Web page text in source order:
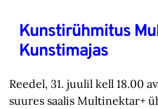
Kunstirühmitus
Kunstimajas
Reedel, 31. juulil kell 18.00
suures saalis Multinektar+